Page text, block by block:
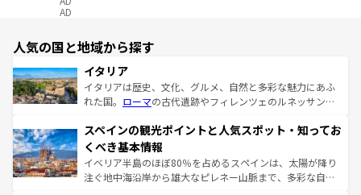
AD
人気の国と地域から探す
イタリア
イタリアは歴史、文化、グルメ、自然と多彩な魅力にあふ
れた国。 ローマの古代遺跡やフィレンツェのルネッサンス
ろん、トスカーナの美しい田園風景やアマルフィ海岸の絶
景など、自然景観も見逃せない。観光の合間には、本場の
ピザやパスタなど、絶品のイタリア料理を堪能することも
できる。朝目覚めてから夜眠るまで、すべての瞬間を楽し
スペインの観光ポイントと人気スポット・知ってお
くべき基本情報
イベリア半島のほぼ80％を占めるスペインは、太陽が降り
注ぐ地中海沿岸から雄大なピレネー山脈まで、多彩な自然